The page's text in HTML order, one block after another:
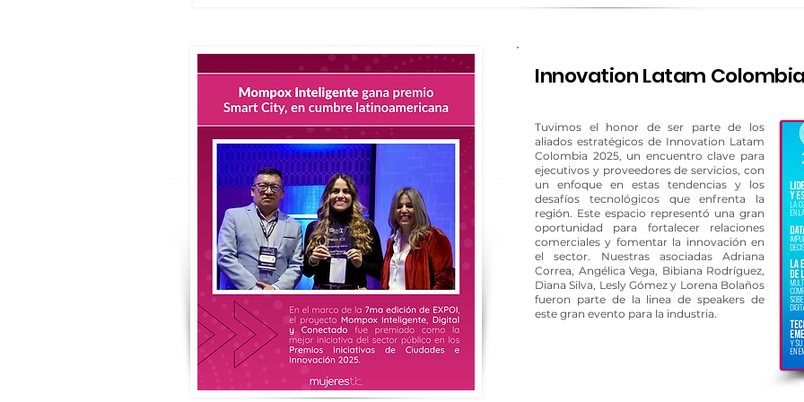
Innovation Latam
Tuvimos el honor de ser parte de los
aliados estratégicos de Innovation Latam
Colombia 2025, un encuentro clave para
ejecutivos y proveedores de servicios, con
un enfoque en estas tendencias y los
desafíos tecnológicos que enfrenta la
región. Este espacio representó una gran
oportunidad para fortalecer relaciones
comerciales y fomentar la innovación en
el sector. Nuestras asociadas Adriana
Correa, Angélica Vega, Bibiana Rodríguez,
Diana Silva, Lesly Gómez y Lorena Bolaños
fueron parte de la linea de speakers de
este gran evento para la industria.